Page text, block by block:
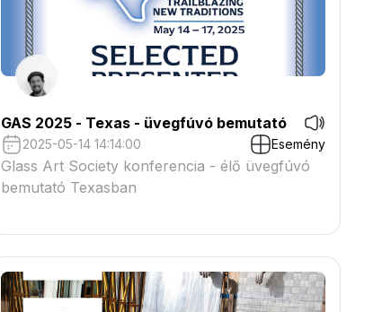
GAS 2025 - Texas - üvegfúvó bemutató
2025-05-14 14:14:00 Esemény
Glass Art Society konferencia - élő üvegfúvó
bemutató Texasban